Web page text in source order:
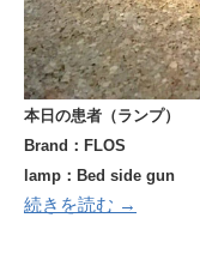
本日の患者（ランプ）
Brand：FLOS
lamp：Bed side gun
続きを読む →